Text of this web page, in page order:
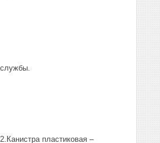
пластиковая –